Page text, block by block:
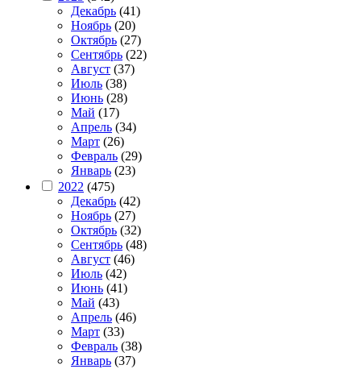
Декабрь (41)
Ноябрь (20)
Октябрь (27)
Сентябрь (22)
Август (37)
Июль (38)
Июнь (28)
Май (17)
Апрель (34)
Март (26)
Февраль (29)
Январь (23)
2022 (475)
Декабрь (42)
Ноябрь (27)
Октябрь (32)
Сентябрь (48)
Август (46)
Июль (42)
Июнь (41)
Май (43)
Апрель (46)
Март (33)
Февраль (38)
Январь (37)